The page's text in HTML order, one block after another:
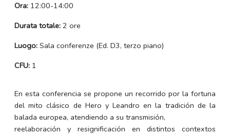
Ora: 12:00-14:00
Durata totale: 2 ore
Luogo: Sala conferenze (Ed. D3, terzo piano)
CFU: 1
En esta conferencia se propone un recorrido por la fortuna
del mito clásico de Hero y Leandro en la tradición de la
balada europea, atendiendo a su transmisión,
reelaboración y resignificación en distintos contextos